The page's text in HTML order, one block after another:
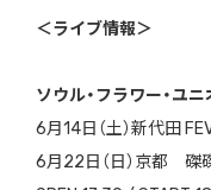
＜ライブ情報＞
ソウル・フラワー・ユ
6月14日（土）新代田
6月22日（日）京都 磔